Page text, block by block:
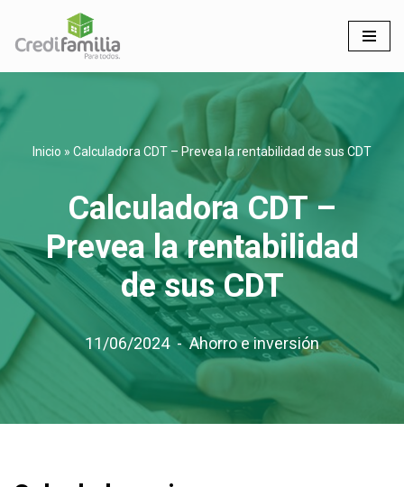
Saltar
al
contenido
Inicio » Calculadora CDT – Prevea la rentabilidad de sus CDT
Calculadora CDT –
Prevea la rentabilidad
de sus CDT
11/06/2024 Ahorro e inversión